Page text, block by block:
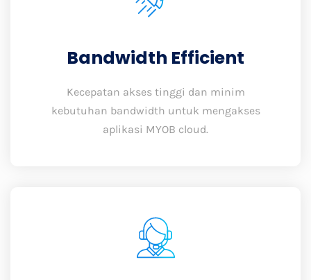
Bandwidth Efficient
Kecepatan akses tinggi dan minim
kebutuhan bandwidth untuk mengakses
aplikasi MYOB cloud.